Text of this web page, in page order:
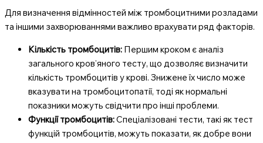
Для визначення відмінностей між тромбоцитними розладами
та іншими захворюваннями важливо врахувати ряд факторів.
Кількість тромбоцитів: Першим кроком є аналіз
загального кров’яного тесту, що дозволяє визначити
кількість тромбоцитів у крові. Знижене їх число може
вказувати на тромбоцитопатії, тоді як нормальні
показники можуть свідчити про інші проблеми.
Функції тромбоцитів:Спеціалізовані тести, такі як тест
функцій тромбоцитів, можуть показати, як добре вони